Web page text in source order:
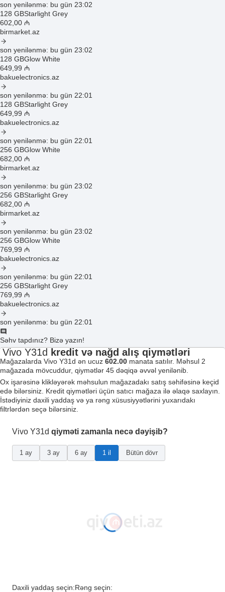
son yenilənmə: bu gün 23:02
128 GBStarlight Grey
602 ,00 ₼
birmarket.az
son yenilənmə: bu gün 23:02
128 GBGlow White
649 ,99 ₼
bakuelectronics.az
son yenilənmə: bu gün 22:01
128 GBStarlight Grey
649 ,99 ₼
bakuelectronics.az
son yenilənmə: bu gün 22:01
256 GBGlow White
682 ,00 ₼
birmarket.az
son yenilənmə: bu gün 23:02
256 GBStarlight Grey
682 ,00 ₼
birmarket.az
son yenilənmə: bu gün 23:02
256 GBGlow White
769 ,99 ₼
bakuelectronics.az
son yenilənmə: bu gün 22:01
256 GBStarlight Grey
769 ,99 ₼
bakuelectronics.az
son yenilənmə: bu gün 22:01
Səhv tapdınız? Bizə yazın!
Vivo Y31d kredit və nağd alış qiymətləri
Mağazalarda Vivo Y31d ən ucuz 602.00 manata satılır. Məhsul 2
mağazada mövcuddur, qiymətlər 45 dəqiqə əvvəl yenilənib.
Ox işarəsinə klikləyərək məhsulun mağazadakı satış səhifəsinə keçid
edə bilərsiniz. Kredit qiymətləri üçün satıcı mağaza ilə əlaqə saxlayın.
İstədiyiniz daxili yaddaş və ya rəng xüsusiyyətlərini yuxarıdakı
filtrlərdən seçə bilərsiniz.
Vivo Y31d qiyməti zamanla necə dəyişib?
1 ay 3 ay 6 ay 1 il Bütün dövr
Daxili yaddaş seçin:Rəng seçin: